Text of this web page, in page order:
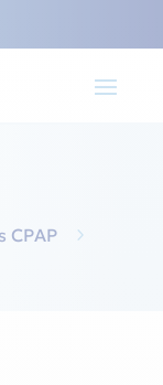
CPAP
5